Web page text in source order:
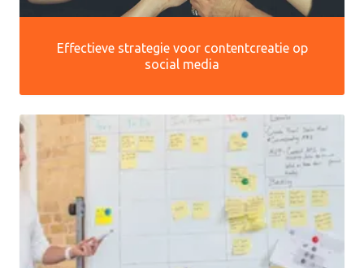
Effectieve strategie voor contentcreatie op
social media